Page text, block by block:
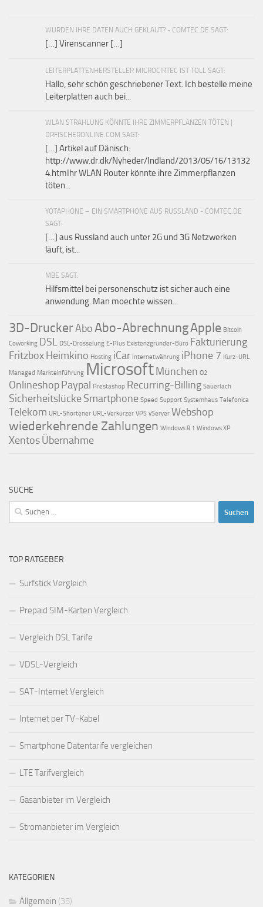
WURDEN IHRE DATEN AUCH GEKLAUT? - COMTEC.DE SAGT:
[…] Virenscanner […]
LEITERPLATTENHERSTELLER MICROCIRTEC IST TOLL SAGT:
Hallo, sehr schön geschriebener Text. Ich bestelle meine
Leiterplatten auch bei...
WLAN STRAHLUNG KÖNNTE IHRE ZIMMERPFLANZEN TÖTEN |
DRFISCHERONLINE.COM SAGT:
[…] Artikel auf Dänisch:
http://www.dr.dk/Nyheder/Indland/2013/05/16/13132
4.htmIhr WLAN Router könnte ihre Zimmerpflanzen
töten...
YOTAPHONE – EIN SMARTPHONE AUS RUSSLAND - COMTEC.DE
SAGT:
[…] aus Russland auch unter 2G und 3G Netzwerken
läuft, ist...
MBE SAGT:
Hilfsmittel bei personenschutz ist sicher auch eine
anwendung. Man moechte wissen...
3D-DruckerAbo Abo-AbrechnungApple Bitcoin
Coworking DSL DSL-Drosselung E-Plus Existenzgründer-Büro Fakturierung
Fritzbox Heimkino Hosting iCar Internetwährung iPhone 7 Kurz-URL
Managed Markteinführung Microsoft München O2
Onlineshop Paypal Prestashop Recurring-Billing Sauerlach
Sicherheitslücke Smartphone Speed Support Systemhaus Telefonica
Telekom URL-Shortener URL-Verkürzer VPS vServer Webshop
wiederkehrende Zahlungen Windows 8.1 Windows XP
Xentos Übernahme
SUCHE
Suchen
nach:
TOP RATGEBER
Surfstick Vergleich
Prepaid SIM-Karten Vergleich
Vergleich DSL Tarife
VDSL-Vergleich
SAT-Internet Vergleich
Internet per TV-Kabel
Smartphone Datentarife vergleichen
LTE Tarifvergleich
Gasanbieter im Vergleich
Stromanbieter im Vergleich
KATEGORIEN
Allgemein (35)